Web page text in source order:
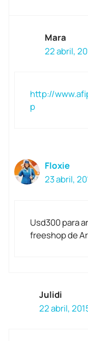
Mara
22 abril,
http://
p
Floxie
23 abril,
Usd300 para
freeshop de
Julidi
22 abril,